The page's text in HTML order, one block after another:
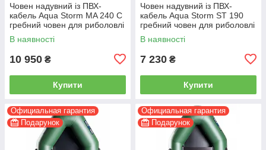
Човен надувний із ПВХ-
кабель Aqua Storm MA 240 C
гребний човен для риболовлі
2-місний сланевий настил
В наявності
10 950 ₴
Купити
Човен надувний із ПВХ-
кабель Aqua Storm ST 190
гребний човен для риболовлі
1-місний
В наявності
7 230 ₴
Купити
Официальная гарантия
Подарунок
Официальная гарантия
Подарунок